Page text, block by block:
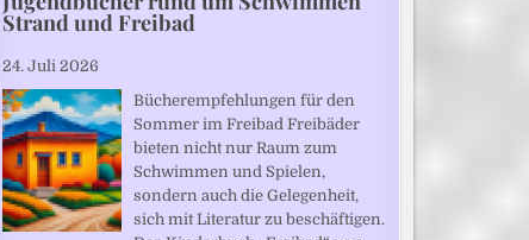
Strand und Freibad
24. Juli 2026
Bücherempfehlungen für den
Sommer im Freibad Freibäder
bieten nicht nur Raum zum
Schwimmen und Spielen,
sondern auch die Gelegenheit,
sich mit Literatur zu beschäftigen.